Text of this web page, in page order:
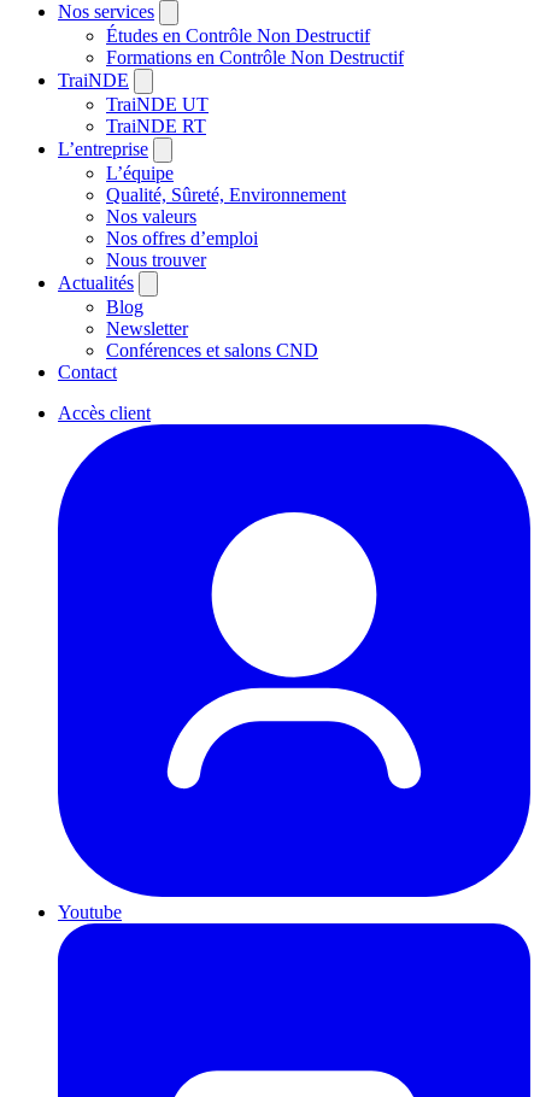
Nos services
Études en Contrôle Non Destructif
Formations en Contrôle Non Destructif
TraiNDE
TraiNDE UT
TraiNDE RT
L’entreprise
L’équipe
Qualité, Sûreté, Environnement
Nos valeurs
Nos offres d’emploi
Nous trouver
Actualités
Blog
Newsletter
Conférences et salons CND
Contact
Accès client
Youtube